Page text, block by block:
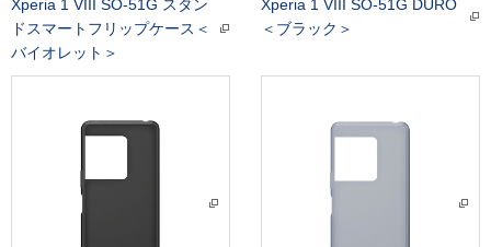
Xperia 1 VIII SO-51G スタン
ドスマートフリップケース＜
バイオレット＞
Xperia 1 VIII SO-51G DURO
＜ブラック＞